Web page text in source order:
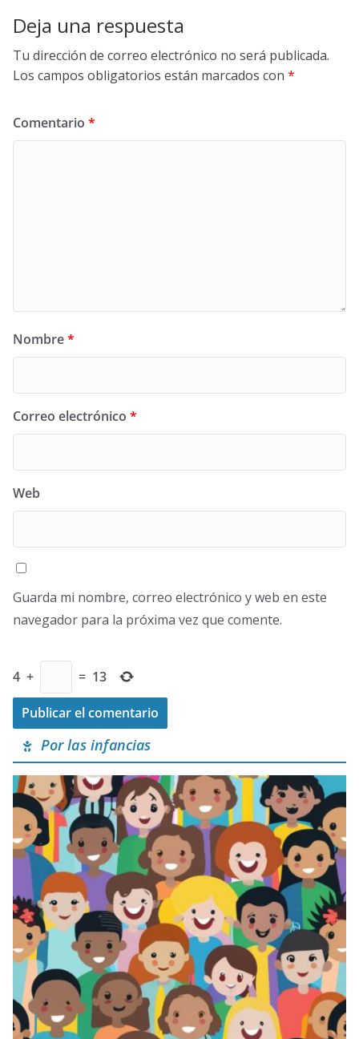
Deja una respuesta
Tu dirección de correo electrónico no será publicada.
Los campos obligatorios están marcados con *
Comentario *
Nombre*
Correo electrónico *
Web
Guarda mi nombre, correo electrónico y web en este
navegador para la próxima vez que comente.
4 + = 13
Por las infancias